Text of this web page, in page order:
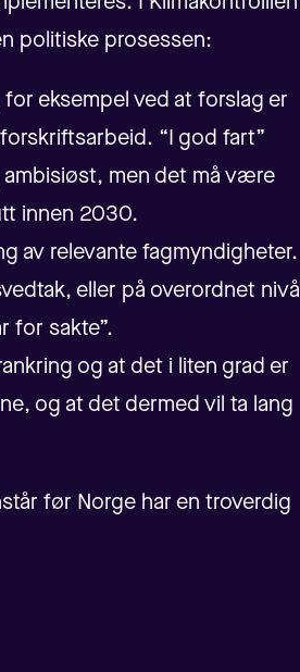
politiske prosessen:
eksempel ved at forslag er
“I god fart”
men det må være
innen 2030.
av relevante fagmyndigheter.
eller på overordnet nivå
for sakte”.
og at det i liten grad er
og at det dermed vil ta lang
før Norge har en troverdig